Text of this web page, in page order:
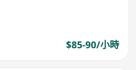
$85-90/小時